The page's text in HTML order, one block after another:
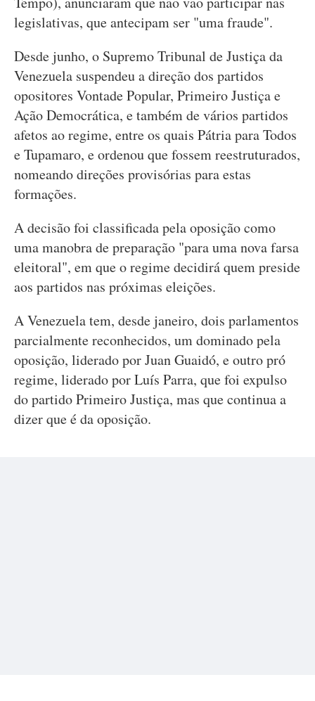
legislativas, que antecipam ser "uma fraude".
Desde junho, o Supremo Tribunal de Justiça da
Venezuela suspendeu a direção dos partidos
opositores Vontade Popular, Primeiro Justiça e
Ação Democrática, e também de vários partidos
afetos ao regime, entre os quais Pátria para Todos
e Tupamaro, e ordenou que fossem reestruturados,
nomeando direções provisórias para estas
formações.
A decisão foi classificada pela oposição como
uma manobra de preparação "para uma nova farsa
eleitoral", em que o regime decidirá quem preside
aos partidos nas próximas eleições.
A Venezuela tem, desde janeiro, dois parlamentos
parcialmente reconhecidos, um dominado pela
oposição, liderado por Juan Guaidó, e outro pró
regime, liderado por Luís Parra, que foi expulso
do partido Primeiro Justiça, mas que continua a
dizer que é da oposição.